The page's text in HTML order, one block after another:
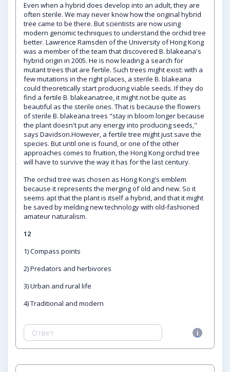
Even when a hybrid does develop into an adult, they are
often sterile. We may never know how the original hybrid
tree came to be there. But scientists are now using
modern genomic techniques to understand the orchid tree
better. Lawrence Ramsden of the University of Hong Kong
was a member of the team that discovered B. blakeana's
hybrid origin in 2005. He is now leading a search for
mutant trees that are fertile. Such trees might exist: with a
few mutations in the right places, a sterile B. blakeana
could theoretically start producing viable seeds. If they do
find a fertile B. blakeanatree, it might not be quite as
beautiful as the sterile ones. That is because the flowers
of sterile B. blakeana trees "stay in bloom longer because
the plant doesn't put any energy into producing seeds,"
says Davidson.However, a fertile tree might just save the
species. But until one is found, or one of the other
approaches comes to fruition, the Hong Kong orchid tree
will have to survive the way it has for the last century.
The orchid tree was chosen as Hong Kong's emblem
because it represents the merging of old and new. So it
seems apt that the plant is itself a hybrid, and that it might
be saved by melding new technology with old-fashioned
amateur naturalism.
12
1) Compass points
2) Predators and herbivores
3) Urban and rural life
4) Traditional and modern